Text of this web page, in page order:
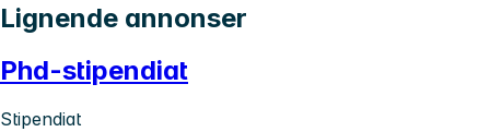
Lignende annonser
Phd-stipendiat
Stipendiat